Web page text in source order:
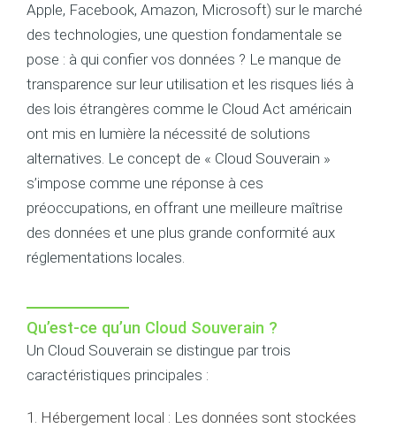
Apple, Facebook, Amazon, Microsoft) sur le marché
des technologies, une question fondamentale se
pose : à qui confier vos données ? Le manque de
transparence sur leur utilisation et les risques liés à
des lois étrangères comme le Cloud Act américain
ont mis en lumière la nécessité de solutions
alternatives. Le concept de « Cloud Souverain »
s’impose comme une réponse à ces
préoccupations, en offrant une meilleure maîtrise
des données et une plus grande conformité aux
réglementations locales.
Qu’est-ce qu’un Cloud Souverain ?
Un Cloud Souverain se distingue par trois
caractéristiques principales :
1. Hébergement local : Les données sont stockées